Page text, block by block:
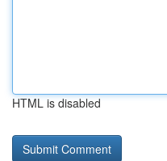
HTML is disabled